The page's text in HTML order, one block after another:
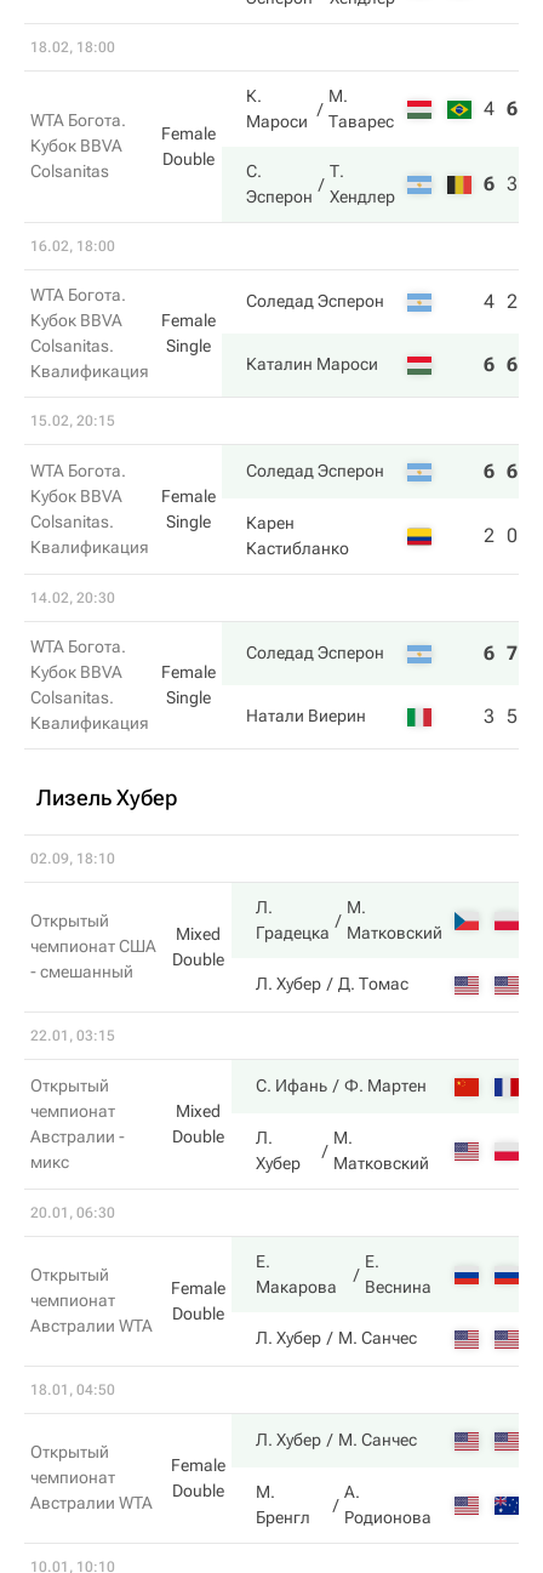
18.02, 18:00
WTA Богота.
Кубок BBVA
Colsanitas
Female
Double
К.
Мароси
М.
Таварес
4 6
С.
Эсперон
Т.
Хендлер
6 3
16.02, 18:00
WTA Богота.
Кубок BBVA
Colsanitas.
Квалификация
Female
Single
Соледад Эсперон 4 2
Каталин Мароси 6 6
15.02, 20:15
WTA Богота.
Кубок BBVA
Colsanitas.
Квалификация
Female
Single
Соледад Эсперон 6 6
Карен
Кастибланко
2 0
14.02, 20:30
WTA Богота.
Кубок BBVA
Colsanitas.
Квалификация
Female
Single
Соледад Эсперон 6 7
Натали Виерин 3 5
Лизель Хубер
02.09, 18:10
Открытый
чемпионат США
- смешанный
Mixed
Double
Л.
Градецка
М.
Матковский
Л. Хубер Д. Томас
22.01, 03:15
Открытый
чемпионат
Австралии -
микс
Mixed
Double
С. Ифань Ф. Мартен
Л.
Хубер
М.
Матковский
20.01, 06:30
Открытый
чемпионат
Австралии WTA
Female
Double
Е.
Макарова
Е.
Веснина
Л. Хубер М. Санчес
18.01, 04:50
Открытый
чемпионат
Австралии WTA
Female
Double
Л. Хубер М. Санчес
М.
Бренгл
А.
Родионова
10.01, 10:10